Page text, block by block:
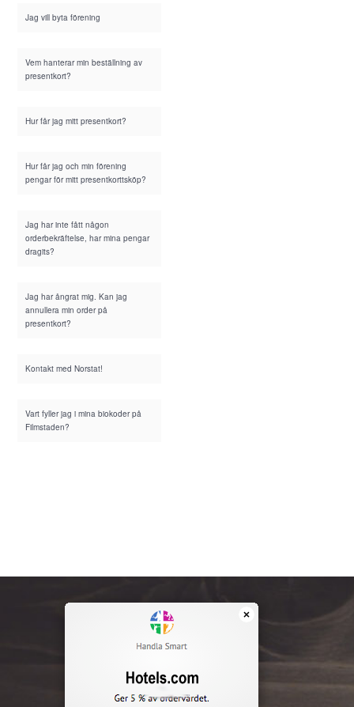
Jag vill byta förening
Vem hanterar min beställning av
presentkort?
Hur får jag mitt presentkort?
Hur får jag och min förening
pengar för mitt presentkorttsköp?
Jag har inte fått någon
orderbekräftelse, har mina pengar
dragits?
Jag har ångrat mig. Kan jag
annullera min order på
presentkort?
Kontakt med Norstat!
Vart fyller jag i mina biokoder på
Filmstaden?